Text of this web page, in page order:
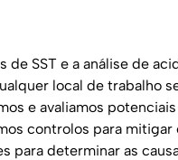
de SST e a análise de
local de trabalho
e avaliamos
controlos para mitigar
para determinar as